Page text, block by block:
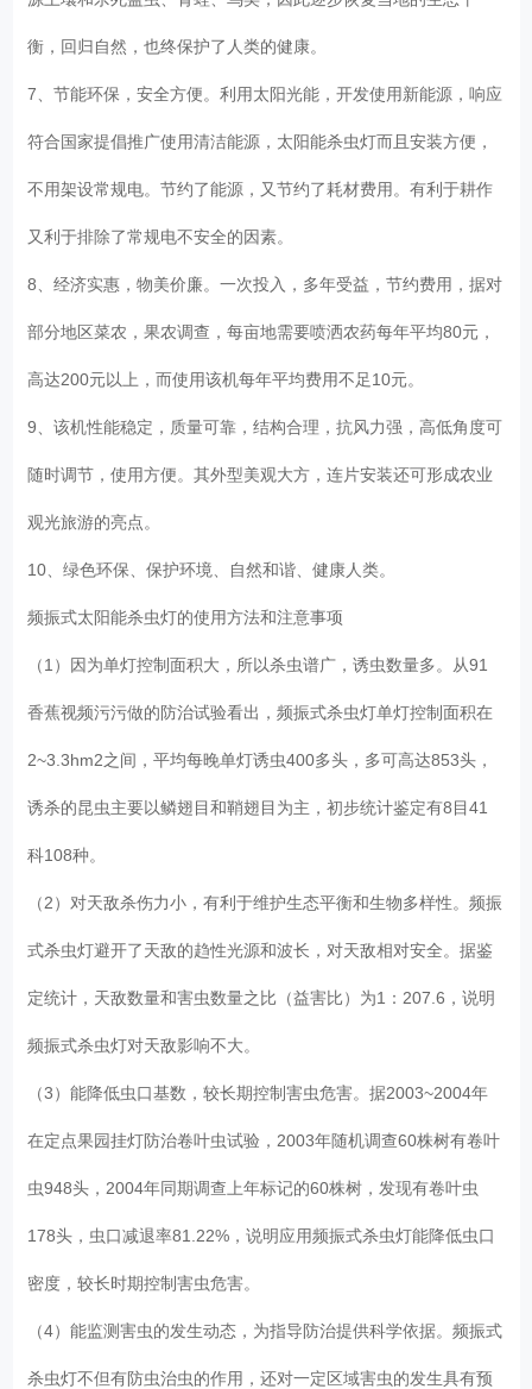
衡，回归自然，也终保护了人类的健康。
7、节能环保，安全方便。利用太阳光能，开发使用新能源，响应
符合国家提倡推广使用清洁能源，太阳能杀虫灯而且安装方便，
不用架设常规电。节约了能源，又节约了耗材费用。有利于耕作
又利于排除了常规电不安全的因素。
8、经济实惠，物美价廉。一次投入，多年受益，节约费用，据对
部分地区菜农，果农调查，每亩地需要喷洒农药每年平均80元，
高达200元以上，而使用该机每年平均费用不足10元。
9、该机性能稳定，质量可靠，结构合理，抗风力强，高低角度可
随时调节，使用方便。其外型美观大方，连片安装还可形成农业
观光旅游的亮点。
10、绿色环保、保护环境、自然和谐、健康人类。
频振式太阳能杀虫灯的使用方法和注意事项
（1）因为单灯控制面积大，所以杀虫谱广，诱虫数量多。从91
香蕉视频污污做的防治试验看出，频振式杀虫灯单灯控制面积在
2~3.3hm2之间，平均每晚单灯诱虫400多头，多可高达853头，
诱杀的昆虫主要以鳞翅目和鞘翅目为主，初步统计鉴定有8目41
科108种。
（2）对天敌杀伤力小，有利于维护生态平衡和生物多样性。频振
式杀虫灯避开了天敌的趋性光源和波长，对天敌相对安全。据鉴
定统计，天敌数量和害虫数量之比（益害比）为1：207.6，说明
频振式杀虫灯对天敌影响不大。
（3）能降低虫口基数，较长期控制害虫危害。据2003~2004年
在定点果园挂灯防治卷叶虫试验，2003年随机调查60株树有卷叶
虫948头，2004年同期调查上年标记的60株树，发现有卷叶虫
178头，虫口减退率81.22%，说明应用频振式杀虫灯能降低虫口
密度，较长时期控制害虫危害。
（4）能监测害虫的发生动态，为指导防治提供科学依据。频振式
杀虫灯不但有防虫治虫的作用，还对一定区域害虫的发生具有预